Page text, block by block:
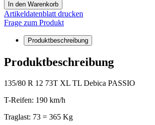
In den Warenkorb
Artikeldatenblatt drucken
Frage zum Produkt
Produktbeschreibung
Produktbeschreibung
135/80 R 12 73T XL TL Debica PASSIO
T-Reifen: 190 km/h
Traglast: 73 = 365 Kg